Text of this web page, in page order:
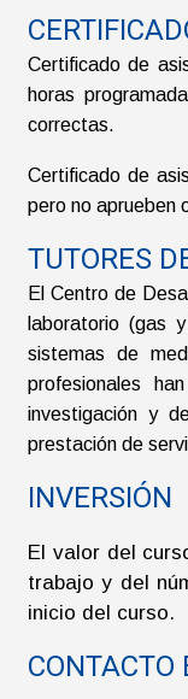
Certificado de
horas
correctas.
Certificado de
pero no aprueben
TUTORES
El Centro de
laboratorio (gas
sistemas de
profesionales
investigación y
prestación de
INVERSIÓN
El valor del
trabajo y del
inicio del curso.
CONTACTO